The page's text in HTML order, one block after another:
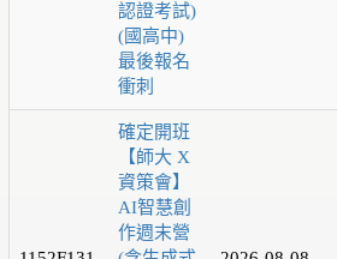
認證考試)
(國高中)
最後報名
衝刺
確定開班
【師大 X
資策會】
AI智慧創
作週末營